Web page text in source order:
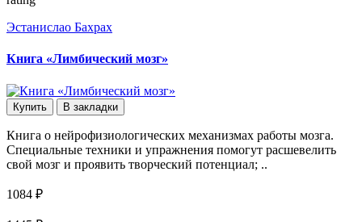
Эстанислао Бахрах
Книга «Лимбический мозг»
Купить В закладки
Книга о нейрофизиологических механизмах работы мозга.
Специальные техники и упражнения помогут расшевелить
свой мозг и проявить творческий потенциал; ..
1084 ₽